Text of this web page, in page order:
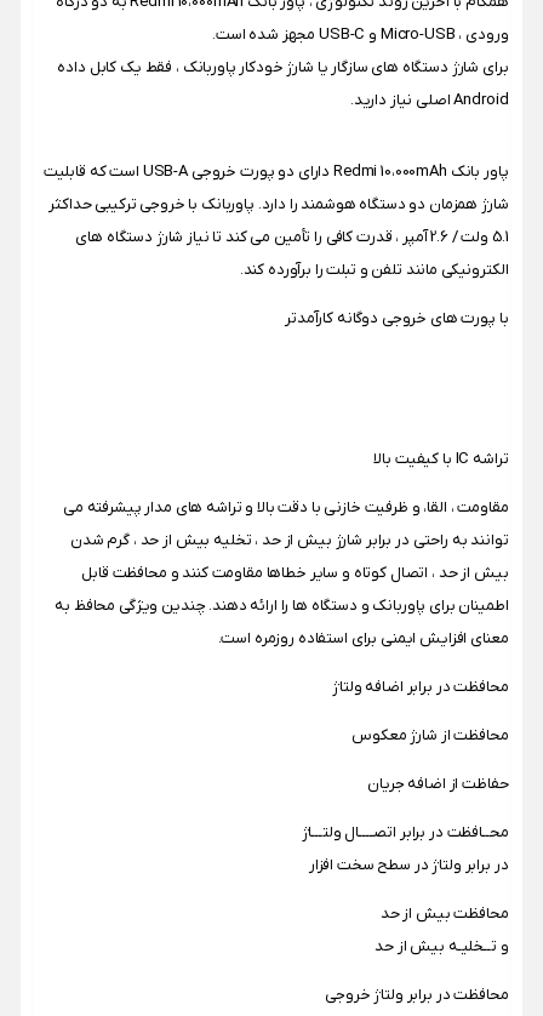
ورودی ، Micro-USB و USB-C مجهز شده است.
برای شارژ دستگاه های سازگار یا شارژ خودکار پاوربانک ، فقط یک کابل داده
Android اصلی نیاز دارید.
پاور بانک Redmi 10،000mAh دارای دو پورت خروجی USB-A است که قابلیت
شارژ همزمان دو دستگاه هوشمند را دارد. پاوربانک با خروجی ترکیبی حداکثر
5.1 ولت / 2.6 آمپر ، قدرت کافی را تأمین می کند تا نیاز شارژ دستگاه های
الکترونیکی مانند تلفن و تبلت را برآورده کند.
با پورت های خروجی دوگانه کارآمدتر
تراشه IC با کیفیت بالا
مقاومت ، القا، و ظرفیت خازنی با دقت بالا و تراشه های مدار پیشرفته می
توانند به راحتی در برابر شارژ بیش از حد ، تخلیه بیش از حد ، گرم شدن
بیش از حد ، اتصال کوتاه و سایر خطاها مقاومت کنند و محافظت قابل
اطمینان برای پاوربانک و دستگاه ها را ارائه دهند. چندین ویژگی محافظ به
معنای افزایش ایمنی برای استفاده روزمره است.
محافظت در برابر اضافه ولتاژ
محافظت از شارژ معکوس
حفاظت از اضافه جریان
محــافظت در برابر اتصــــال ولتـــاژ
در برابر ولتاژ در سطح سخت افزار
محافظت بیش از حد
و تــخلیـه بیش از حد
محافظت در برابر ولتاژ خروجی